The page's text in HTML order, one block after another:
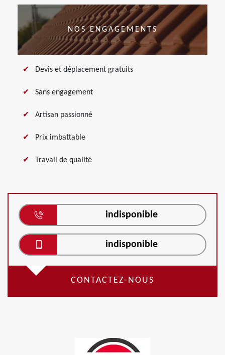
NOS ENGAGEMENTS
Devis et déplacement gratuits
Sans engagement
Artisan passionné
Prix imbattable
Travail de qualité
indisponible
indisponible
CONTACTEZ-NOUS